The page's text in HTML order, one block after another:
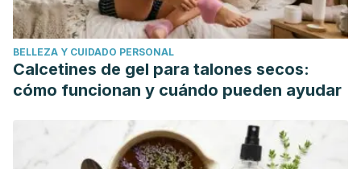
BELLEZA Y CUIDADO PERSONAL
Calcetines de gel para talones secos:
cómo funcionan y cuándo pueden ayudar